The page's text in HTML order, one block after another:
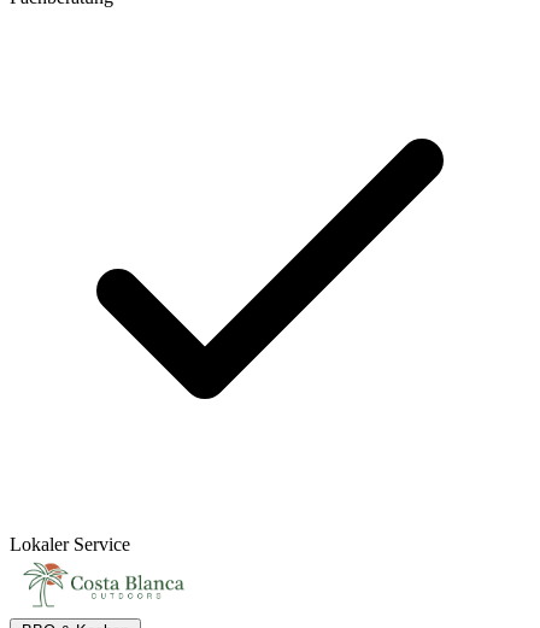
Lokaler Service